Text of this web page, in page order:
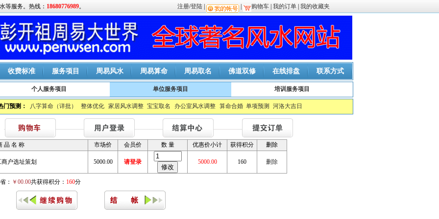
等服务。热线： 18680776989。 注册/登陆 购物车 我的订单 我的收藏夹
收费标准 服务项目 周易风水 周易算命 周易取名 佛道双修 在线排盘 联系方式
个人服务项目 单位服务项目 培训服务项目
门预测： 八字算命（详批） 整体优化 家居风水调整 宝宝取名 办公室风水调整 算命合婚 单项预测 河洛大吉日
品 名 称 市场价 会员价 数 量 优惠价小计 获得积分 删除
户选址策划 5000.00 请登录 5000.00 160 删除
： ￥00.00共获得积分： 160分